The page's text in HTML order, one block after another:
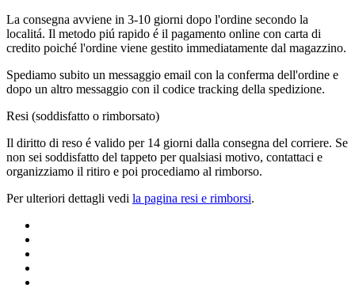
La consegna avviene in 3-10 giorni dopo l'ordine secondo la
localitá. Il metodo piú rapido é il pagamento online con carta di
credito poiché l'ordine viene gestito immediatamente dal magazzino.
Spediamo subito un messaggio email con la conferma dell'ordine e
dopo un altro messaggio con il codice tracking della spedizione.
Resi (soddisfatto o rimborsato)
Il diritto di reso é valido per 14 giorni dalla consegna del corriere. Se
non sei soddisfatto del tappeto per qualsiasi motivo, contattaci e
organizziamo il ritiro e poi procediamo al rimborso.
Per ulteriori dettagli vedi la pagina resi e rimborsi.